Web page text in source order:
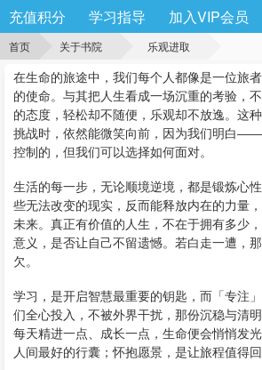
充值积分 学习指导 加入VIP会员
首页 关于书院 乐观进取
在生命的旅途中，我们每个人都像是一位旅
的使命。与其把人生看成一场沉重的考验，
的态度，轻松却不随便，乐观却不放逸。这
挑战时，依然能微笑向前，因为我们明白
控制的，但我们可以选择如何面对。
生活的每一步，无论顺境逆境，都是锻炼心
些无法改变的现实，反而能释放内在的力量
未来。真正有价值的人生，不在于拥有多少
意义，是否让自己不留遗憾。若白走一遭，
欠。
学习，是开启智慧最重要的钥匙，而「专注
们全心投入，不被外界干扰，那份沉稳与清明
每天精进一点、成长一点，生命便会悄悄发
人间最好的行囊；怀抱愿景，是让旅程值得回